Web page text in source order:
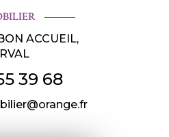
ACCUEIL,
39 68